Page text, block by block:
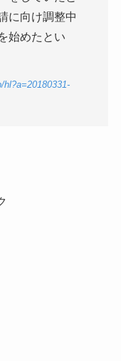
に向け調整中
始めたとい